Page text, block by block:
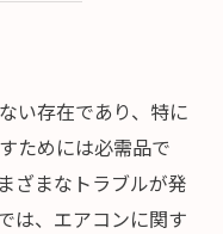
い存在であり、特に
ためには必需品で
ざまなトラブルが発
は、エアコンに関す